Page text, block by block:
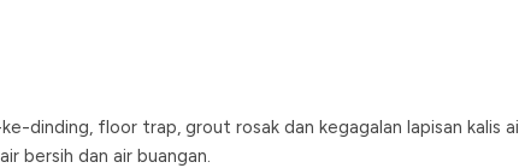
dinding, floor trap, grout rosak dan kegagalan lapisan kalis
bersih dan air buangan.